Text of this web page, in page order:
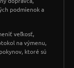
podmienok a
veľkosť,
na výmenu,
ktoré sú